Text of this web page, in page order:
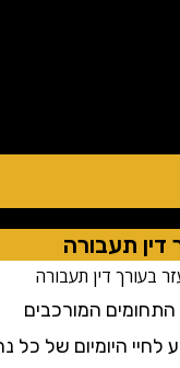
תעבורה
דין תעבורה
המורכבים
של כל נהג